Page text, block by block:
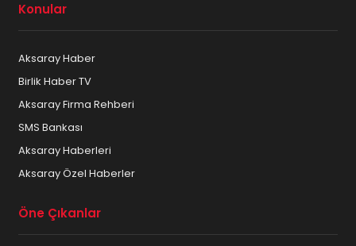
Konular
Aksaray Haber
Birlik Haber TV
Aksaray Firma Rehberi
SMS Bankası
Aksaray Haberleri
Aksaray Özel Haberler
Öne Çıkanlar